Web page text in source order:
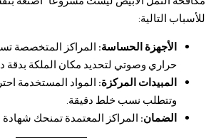
للأسباب التالية:
الأجهزة الحساسة:المراكز المتخصصة
حراري وصوتي لتحديد مكان الملكة بدقة
المبيدات المركزة:المواد المستخدمة
وتتطلب نسب خلط دقيقة.
الضمان:المراكز المعتمدة تمنحك شهادة